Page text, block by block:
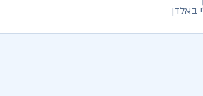
באלדן